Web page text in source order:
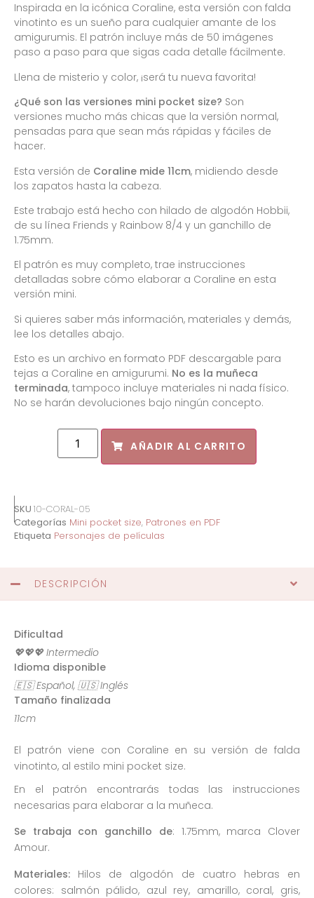
Inspirada en la icónica Coraline, esta versión con falda
vinotinto es un sueño para cualquier amante de los
amigurumis. El patrón incluye más de 50 imágenes
paso a paso para que sigas cada detalle fácilmente.
Llena de misterio y color, ¡será tu nueva favorita!
¿Qué son las versiones mini pocket size? Son
versiones mucho más chicas que la versión normal,
pensadas para que sean más rápidas y fáciles de
hacer.
Esta versión de Coraline mide 11cm, midiendo desde
los zapatos hasta la cabeza.
Este trabajo está hecho con hilado de algodón Hobbii,
de su línea Friends y Rainbow 8/4 y un ganchillo de
1.75mm.
El patrón es muy completo, trae instrucciones
detalladas sobre cómo elaborar a Coraline en esta
versión mini.
Si quieres saber más información, materiales y demás,
lee los detalles abajo.
Esto es un archivo en formato PDF descargable para
tejas a Coraline en amigurumi. No es la muñeca
terminada, tampoco incluye materiales ni nada físico.
No se harán devoluciones bajo ningún concepto.
AÑADIR AL CARRITO
SKU 10-CORAL-05
Categorías Mini pocket size, Patrones en PDF
Etiqueta Personajes de películas
DESCRIPCIÓN
Dificultad
💖💖💖 Intermedio
Idioma disponible
🇪🇸 Español, 🇺🇸 Inglés
Tamaño finalizada
11cm
El patrón viene con Coraline en su versión de falda
vinotinto, al estilo mini pocket size.
En el patrón encontrarás todas las instrucciones
necesarias para elaborar a la muñeca.
Se trabaja con ganchillo de: 1.75mm, marca Clover
Amour.
Materiales: Hilos de algodón de cuatro hebras en
colores: salmón pálido, azul rey, amarillo, coral, gris,